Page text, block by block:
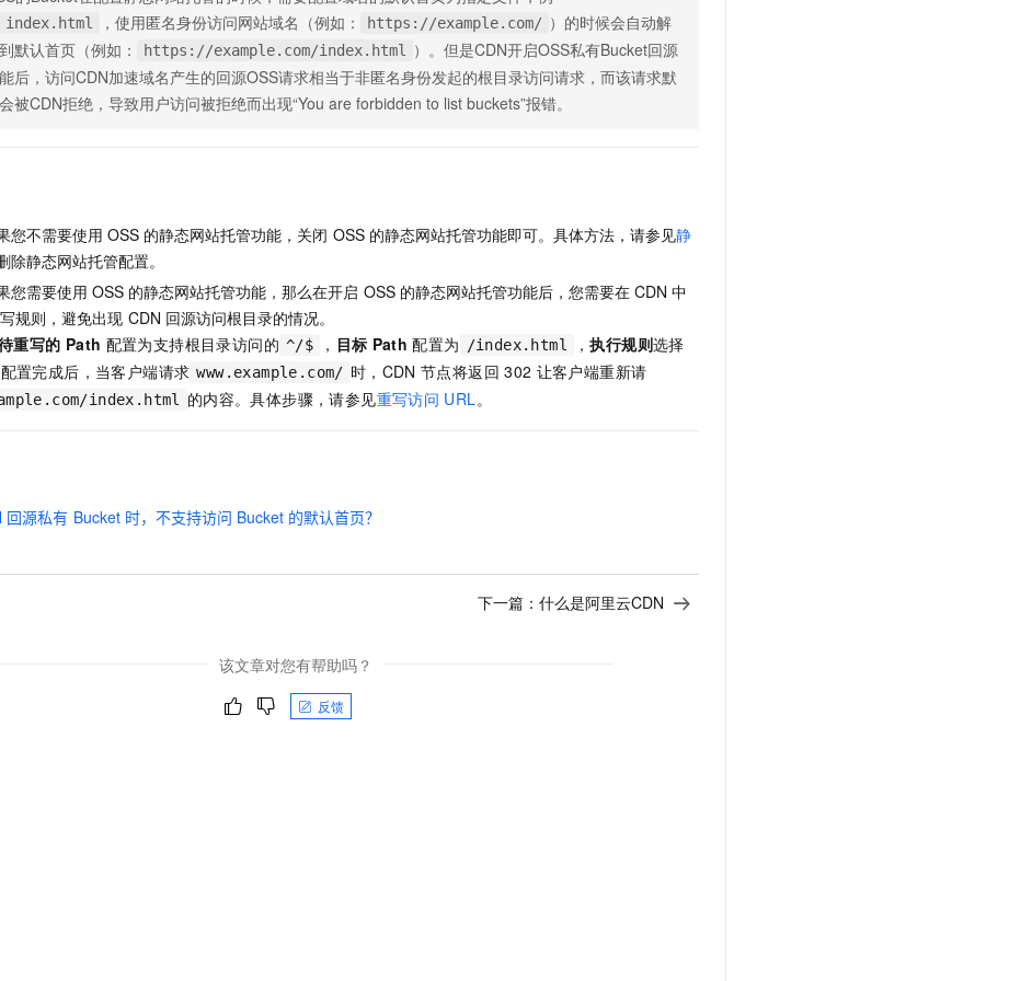
index.html ，使用匿名身份访问网站域名（例如： https://example.com/ ）的时候会自动解
默认首页（例如：
https://example.com/index.html ）。但是CDN开启OSS私有Bucket回源
后，访问CDN加速域名产生的回源OSS请求相当于非匿名身份发起的根目录访问请求，而该请求默
被CDN拒绝，导致用户访问被拒绝而出现“You are forbidden to list buckets”报错。
您不需要使用 OSS 的静态网站托管功能，关闭 OSS 的静态网站托管功能即可。具体方法，请参见静
除静态网站托管配置。
您需要使用 OSS 的静态网站托管功能，那么在开启 OSS 的静态网站托管功能后，您需要在 CDN 中
规则，避免出现 CDN 回源访问根目录的情况。
重写的 Path 配置为支持根目录访问的 ^/$ ， 目标 Path 配置为 /index.html ，执行规则选择
置完成后，当客户端请求 www.example.com/ 时，CDN 节点将返回 302 让客户端重新请
index.html 的内容。具体步骤，请参见重写访问 URL 。
回源私有 Bucket 时，不支持访问 Bucket 的默认首页？
下一篇： 什么是阿里云CDN
该文章对您有帮助吗？
反馈